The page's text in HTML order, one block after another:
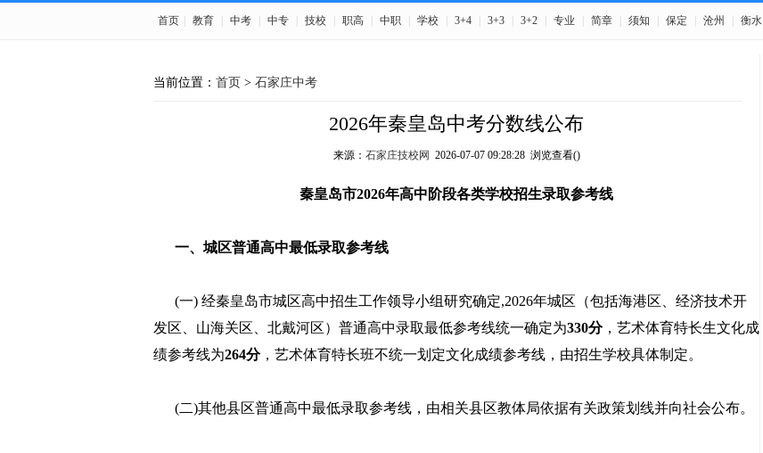
首页 教育 中考 中专 技校 职高 中职 学校 3+4 3+3 3+2 专业 简章 须知 保定 沧州 衡水
当前位置： 首页 > 石家庄中考
2026年秦皇岛中考分数线公布
来源： 石家庄技校网 2026-07-07 09:28:28 浏览查看()
秦皇岛市2026年高中阶段各类学校招生录取参考线
一、城区普通高中最低录取参考线
(一) 经秦皇岛市城区高中招生工作领导小组研究确定,2026年城区（包括海港区、经济技术开
发区、山海关区、北戴河区）普通高中录取最低参考线统一确定为330分，艺术体育特长生文化成
绩参考线为264分，艺术体育特长班不统一划定文化成绩参考线，由招生学校具体制定。
(二)其他县区普通高中最低录取参考线，由相关县区教体局依据有关政策划线并向社会公布。